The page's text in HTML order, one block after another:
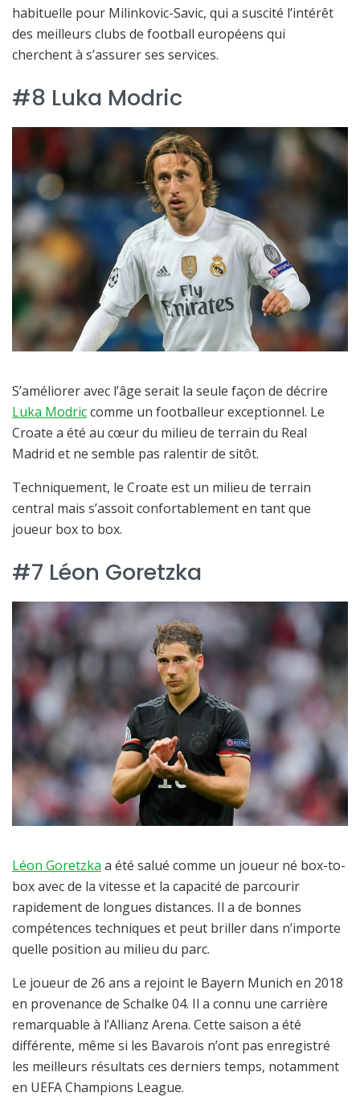
habituelle pour Milinkovic-Savic, qui a suscité l’intérêt
des meilleurs clubs de football européens qui
cherchent à s’assurer ses services.
#8 Luka Modric
S’améliorer avec l’âge serait la seule façon de décrire
Luka Modriccomme un footballeur exceptionnel. Le
Croate a été au cœur du milieu de terrain du Real
Madrid et ne semble pas ralentir de sitôt.
Techniquement, le Croate est un milieu de terrain
central mais s’assoit confortablement en tant que
joueur box to box.
#7 Léon Goretzka
Léon Goretzka a été salué comme un joueur né box-to-
box avec de la vitesse et la capacité de parcourir
rapidement de longues distances. Il a de bonnes
compétences techniques et peut briller dans n’importe
quelle position au milieu du parc.
Le joueur de 26 ans a rejoint le Bayern Munich en 2018
en provenance de Schalke 04. Il a connu une carrière
remarquable à l’Allianz Arena. Cette saison a été
différente, même si les Bavarois n’ont pas enregistré
les meilleurs résultats ces derniers temps, notamment
en UEFA Champions League.